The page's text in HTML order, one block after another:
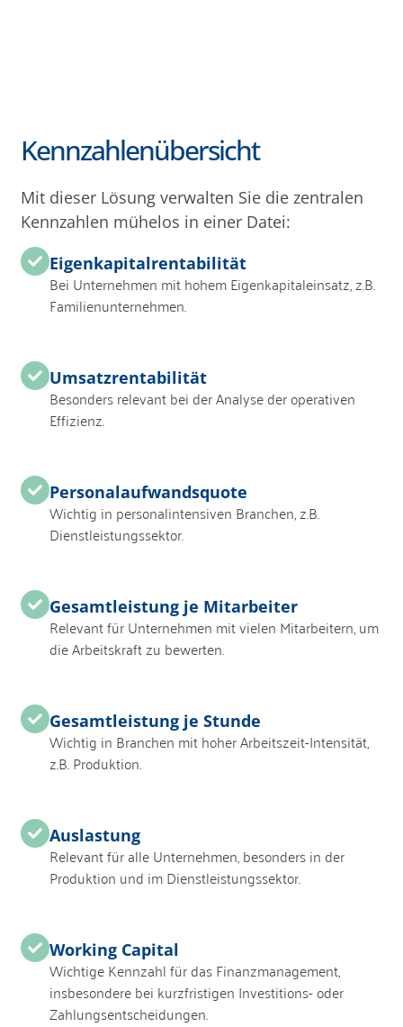
Kennzahlenübersicht
Mit dieser Lösung verwalten Sie die zentralen
Kennzahlen mühelos in einer Datei:
Eigenkapitalrentabilität
Bei Unternehmen mit hohem Eigenkapitaleinsatz, z.B.
Familienunternehmen.
Umsatzrentabilität
Besonders relevant bei der Analyse der operativen
Effizienz.
Personalaufwandsquote
Wichtig in personalintensiven Branchen, z.B.
Dienstleistungssektor.
Gesamtleistung je Mitarbeiter
Relevant für Unternehmen mit vielen Mitarbeitern, um
die Arbeitskraft zu bewerten.
Gesamtleistung je Stunde
Wichtig in Branchen mit hoher Arbeitszeit-Intensität,
z.B. Produktion.
Auslastung
Relevant für alle Unternehmen, besonders in der
Produktion und im Dienstleistungssektor.
Working Capital
Wichtige Kennzahl für das Finanzmanagement,
insbesondere bei kurzfristigen Investitions- oder
Zahlungsentscheidungen.